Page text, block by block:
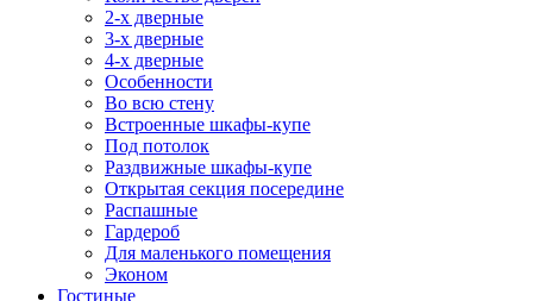
2-х дверные
3-х дверные
4-х дверные
Особенности
Во всю стену
Встроенные шкафы-купе
Под потолок
Раздвижные шкафы-купе
Открытая секция посередине
Распашные
Гардероб
Для маленького помещения
Эконом
Гостиные